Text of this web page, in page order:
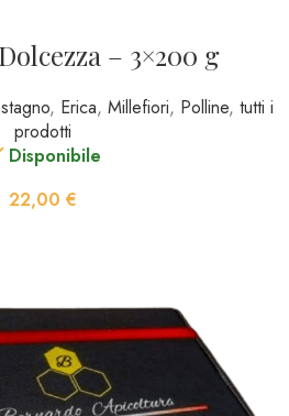
– 3×200 g
, Erica, Millefiori, Polline, tutti i
prodotti
Disponibile
22,00 €